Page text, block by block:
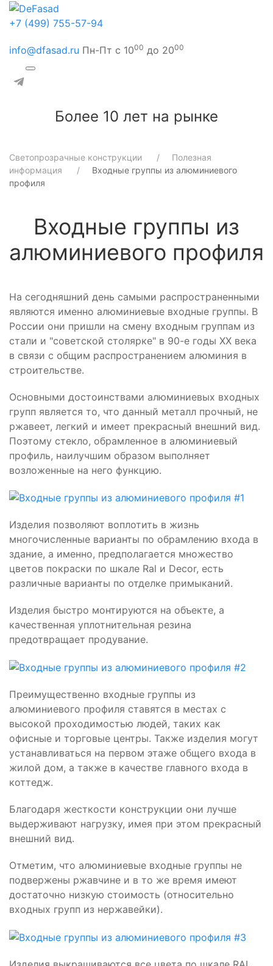
+7 (499) 755-57-94
info@dfasad.ru Пн-Пт с 1000 до 2000
Более 10 лет на рынке
Светопрозрачные конструкции
Полезная
информация
Входные группы из алюминиевого
профиля
Входные группы из
алюминиевого профиля
На сегодняшний день самыми распространенными
являются именно алюминиевые входные группы. В
России они пришли на смену входным группам из
стали и "советской столярке" в 90-е годы ХХ века
в связи с общим распространением алюминия в
строительстве.
Основными достоинствами алюминиевых входных
групп является то, что данный металл прочный, не
ржавеет, легкий и имеет прекрасный внешний вид.
Поэтому стекло, обрамленное в алюминиевый
профиль, наилучшим образом выполняет
возложенные на него функцию.
Изделия позволяют воплотить в жизнь
многочисленные варианты по обрамлению входа в
здание, а именно, предполагается множество
цветов покраски по шкале Ral и Decor, есть
различные варианты по отделке примыканий.
Изделия быстро монтируются на объекте, а
качественная уплотнительная резина
предотвращает продувание.
Преимущественно входные группы из
алюминиевого профиля ставятся в местах с
высокой проходимостью людей, таких как
офисные и торговые центры. Также изделия могут
устанавливаться на первом этаже общего входа в
жилой дом, а также в качестве главного входа в
коттедж.
Благодаря жесткости конструкции они лучше
выдерживают нагрузку, имея при этом прекрасный
внешний вид.
Отметим, что алюминиевые входные группы не
подвержены ржавчине и в то же время имеют
достаточно низкую стоимость (относительно
входных групп из нержавейки).